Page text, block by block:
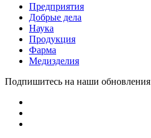
Предприятия
Добрые дела
Наука
Продукция
Фарма
Медизделия
Подпишитесь на наши обновления